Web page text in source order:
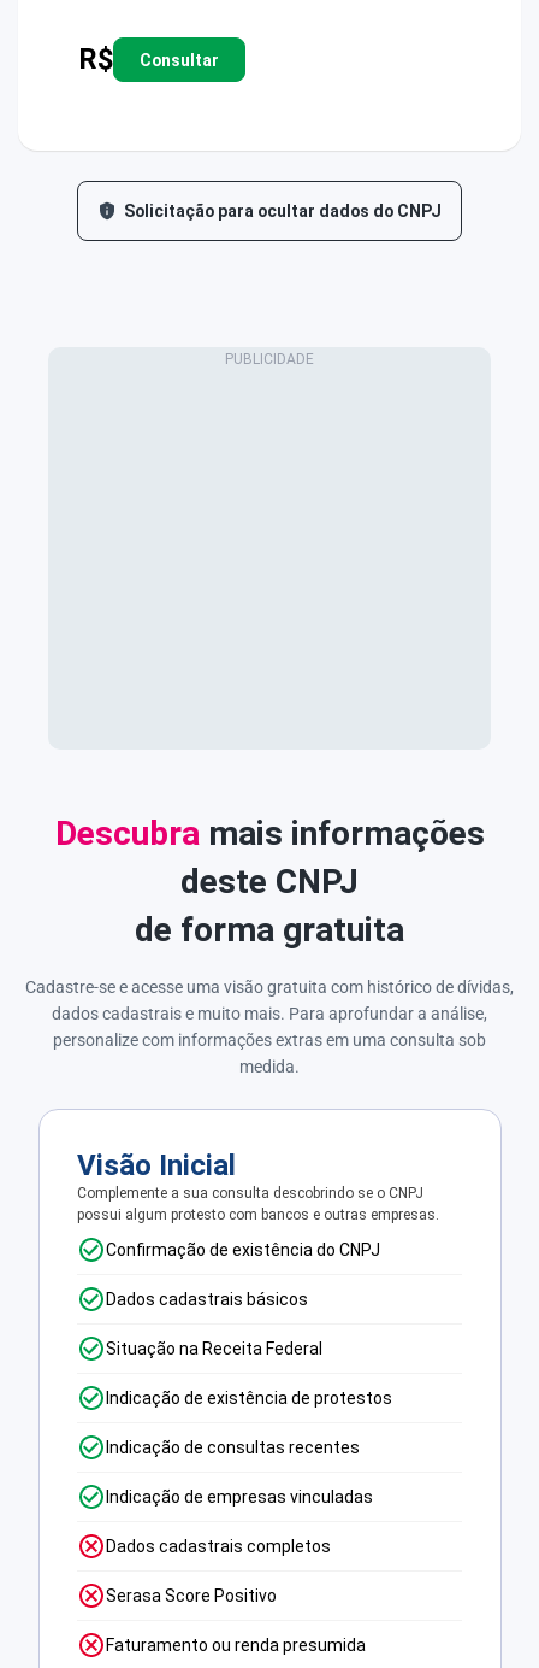
R$ Consultar
Solicitação para ocultar dados do CNPJ
Descubramais informações
deste CNPJ
de forma gratuita
Cadastre-se e acesse uma visão gratuita com histórico de dívidas,
dados cadastrais e muito mais. Para aprofundar a análise,
personalize com informações extras em uma consulta sob
medida.
Visão Inicial
Complemente a sua consulta descobrindo se o CNPJ
possui algum protesto com bancos e outras empresas.
Confirmação de existência do CNPJ
Dados cadastrais básicos
Situação na Receita Federal
Indicação de existência de protestos
Indicação de consultas recentes
Indicação de empresas vinculadas
Dados cadastrais completos
Serasa Score Positivo
Faturamento ou renda presumida